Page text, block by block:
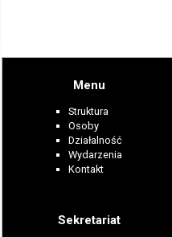
Menu
Struktura
Osoby
Działalność
Wydarzenia
Kontakt
Sekretariat